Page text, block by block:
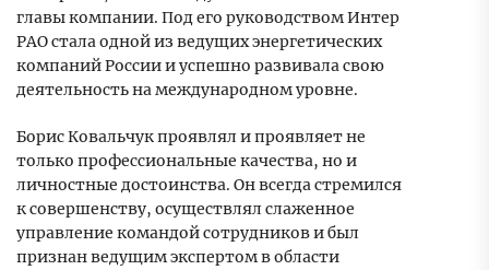
главы компании. Под его руководством Интер
РАО стала одной из ведущих энергетических
компаний России и успешно развивала свою
деятельность на международном уровне.
Борис Ковальчук проявлял и проявляет не
только профессиональные качества, но и
личностные достоинства. Он всегда стремился
к совершенству, осуществлял слаженное
управление командой сотрудников и был
признан ведущим экспертом в области